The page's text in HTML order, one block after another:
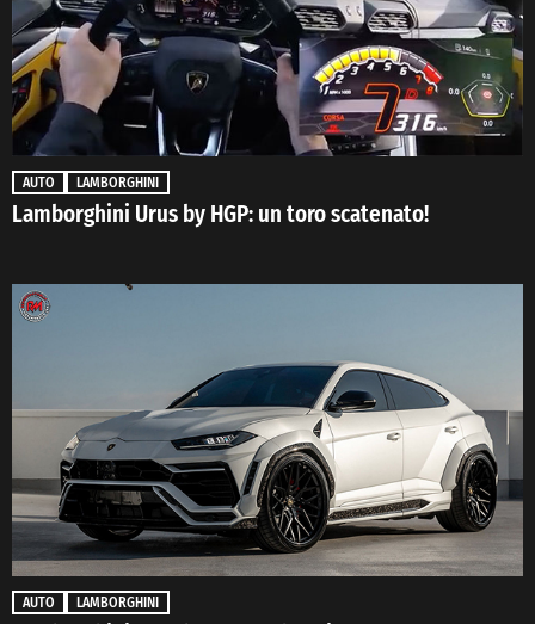
AUTO LAMBORGHINI
Lamborghini Urus by HGP: un toro scatenato!
AUTO LAMBORGHINI